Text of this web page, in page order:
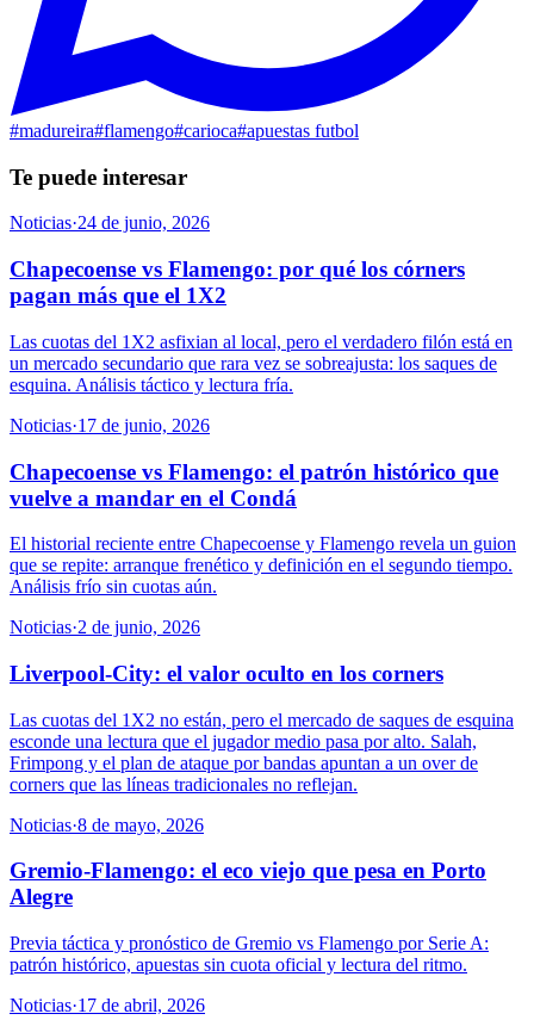
#madureira#flamengo#carioca#apuestas futbol
Te puede interesar
Noticias·24 de junio, 2026
Chapecoense vs Flamengo: por qué los córners
pagan más que el 1X2
Las cuotas del 1X2 asfixian al local, pero el verdadero filón está en
un mercado secundario que rara vez se sobreajusta: los saques de
esquina. Análisis táctico y lectura fría.
Noticias·17 de junio, 2026
Chapecoense vs Flamengo: el patrón histórico que
vuelve a mandar en el Condá
El historial reciente entre Chapecoense y Flamengo revela un guion
que se repite: arranque frenético y definición en el segundo tiempo.
Análisis frío sin cuotas aún.
Noticias·2 de junio, 2026
Liverpool-City: el valor oculto en los corners
Las cuotas del 1X2 no están, pero el mercado de saques de esquina
esconde una lectura que el jugador medio pasa por alto. Salah,
Frimpong y el plan de ataque por bandas apuntan a un over de
corners que las líneas tradicionales no reflejan.
Noticias·8 de mayo, 2026
Gremio-Flamengo: el eco viejo que pesa en Porto
Alegre
Previa táctica y pronóstico de Gremio vs Flamengo por Serie A:
patrón histórico, apuestas sin cuota oficial y lectura del ritmo.
Noticias·17 de abril, 2026